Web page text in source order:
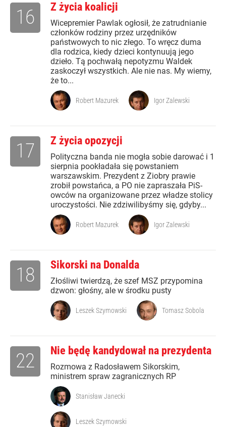
Z życia koalicji
Wicepremier Pawlak ogłosił, że zatrudnianie
członków rodziny przez urzędników
państwowych to nic złego. To wręcz duma
dla rodzica, kiedy dzieci kontynuują jego
dzieło. Tą pochwałą nepotyzmu Waldek
zaskoczył wszystkich. Ale nie nas. My wiemy,
że to...
16
Robert Mazurek Igor Zalewski
Z życia opozycji
Polityczna banda nie mogła sobie darować i 1
sierpnia pookładała się powstaniem
warszawskim. Prezydent z Ziobry prawie
zrobił powstańca, a PO nie zapraszała PiS-
owców na organizowane przez władze stolicy
uroczystości. Nie zdziwilibyśmy się, gdyby...
17
Robert Mazurek Igor Zalewski
Sikorski na Donalda
Złośliwi twierdzą, że szef MSZ przypomina
dzwon: głośny, ale w środku pusty
18
Leszek Szymowski Tomasz Sobola
Nie będę kandydował na prezydenta
Rozmowa z Radosławem Sikorskim,
ministrem spraw zagranicznych RP
22
Stanisław Janecki
Leszek Szymowski